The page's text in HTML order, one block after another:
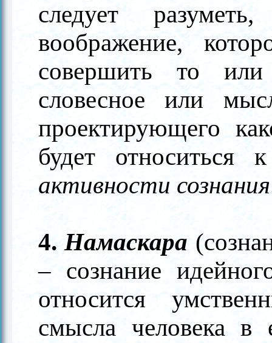
следует
воображение,
совершить то или
словесное или
проектирующего
будет относиться
активности сознания
4. Намаскара
– сознание
относится
смысла человека в